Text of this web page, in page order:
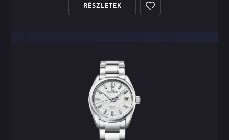
RÉSZLETEK